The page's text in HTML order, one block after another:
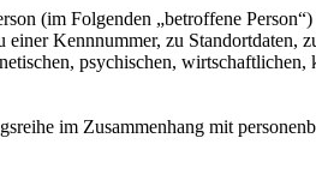
(im Folgenden „betroffene
Kennnummer, zu
psychischen,
im Zusammenhang mit